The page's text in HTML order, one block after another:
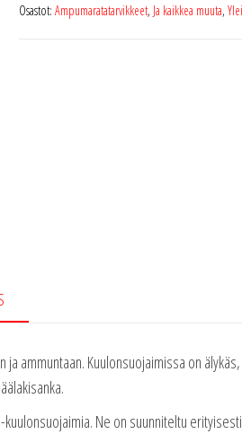
Osastot: Ampumaratatarvikkeet, Ja kaikkea muuta,
Kuulonsuojaimissa on
Ne on suunniteltu